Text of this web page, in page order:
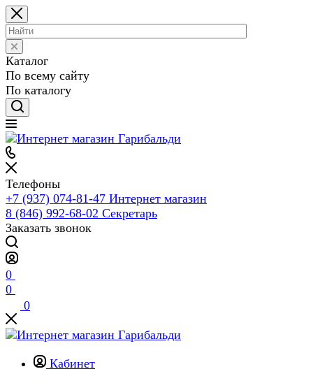
Каталог
По всему сайту
По каталогу
Телефоны
+7 (937) 074-81-47 Интернет магазин
8 (846) 992-68-02 Секретарь
Заказать звонок
0
0
0
Кабинет